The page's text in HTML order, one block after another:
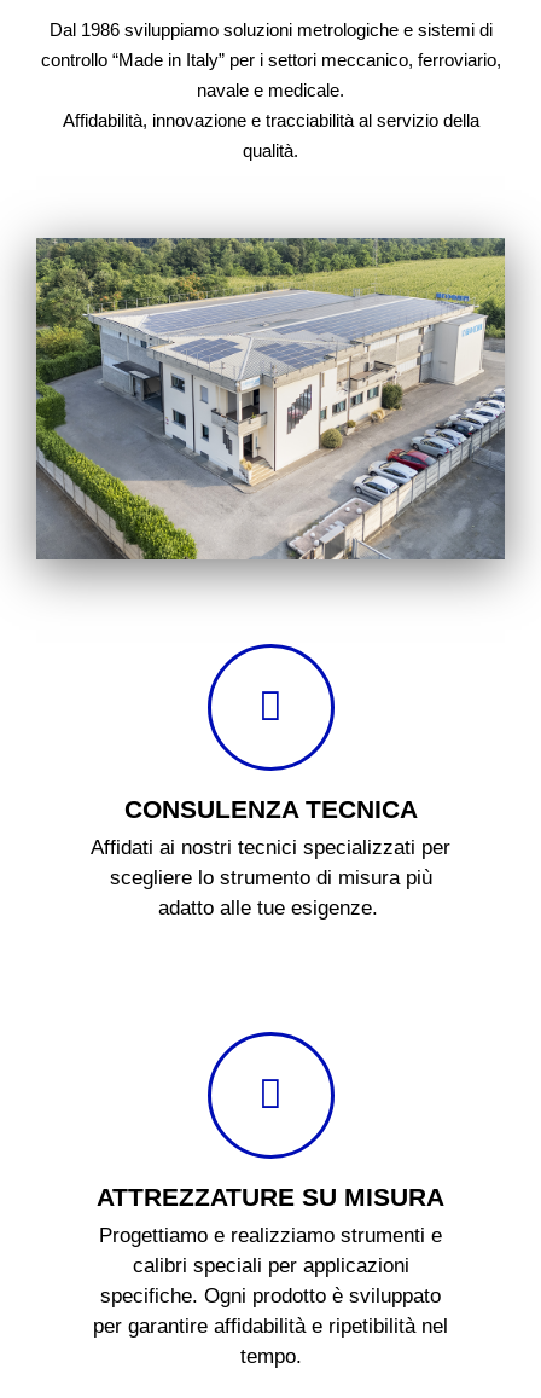
Dal 1986 sviluppiamo soluzioni metrologiche e sistemi di
controllo “Made in Italy” per i settori meccanico, ferroviario,
navale e medicale.
Affidabilità, innovazione e tracciabilità al servizio della
qualità.
CONSULENZA TECNICA
Affidati ai nostri tecnici specializzati per
scegliere lo strumento di misura più
adatto alle tue esigenze.
ATTREZZATURE SU MISURA
Progettiamo e realizziamo strumenti e
calibri speciali per applicazioni
specifiche. Ogni prodotto è sviluppato
per garantire affidabilità e ripetibilità nel
tempo.